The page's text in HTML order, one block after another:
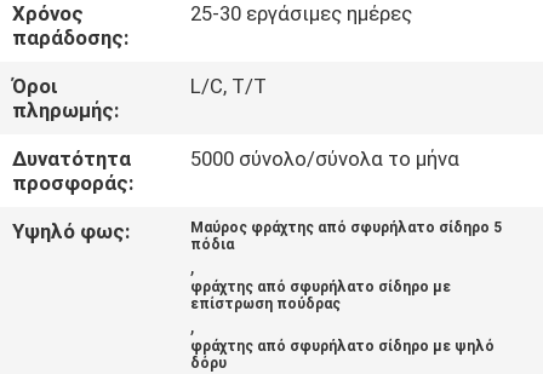
ΜΕ
ΕΙΔΉΣΕΙΣ
ΖΗΤΉΣΤΕ
ΈΝΑ
ΑΠΌΣΠΑΣΜΑ
Χρόνος
παράδοσης:
25-30 εργάσιμες ημέρες
Όροι
πληρωμής:
L/C, T/T
Δυνατότητα
προσφοράς:
5000 σύνολο/σύνολα το μήνα
Υψηλό φως:
Μαύρος φράχτης από σφυρήλατο σίδηρο 5
πόδια
,
φράχτης από σφυρήλατο σίδηρο με
επίστρωση πούδρας
,
φράχτης από σφυρήλατο σίδηρο με ψηλό
δόρυ